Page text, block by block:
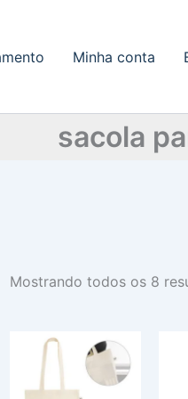
Minha conta
sacola
Mostrando todos os 8